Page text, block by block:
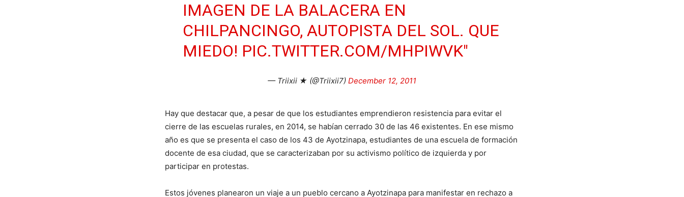
IMAGEN DE LA BALACERA EN
CHILPANCINGO, AUTOPISTA DEL SOL. QUE
MIEDO! PIC.TWITTER.COM/MHPIWVK"
— Triixii ★ (@Triixii7) December 12, 2011
Hay que destacar que, a pesar de que los estudiantes emprendieron resistencia para evitar el
cierre de las escuelas rurales, en 2014, se habían cerrado 30 de las 46 existentes. En ese mismo
año es que se presenta el caso de los 43 de Ayotzinapa, estudiantes de una escuela de formación
docente de esa ciudad, que se caracterizaban por su activismo político de izquierda y por
participar en protestas.
Estos jóvenes planearon un viaje a un pueblo cercano a Ayotzinapa para manifestar en rechazo a